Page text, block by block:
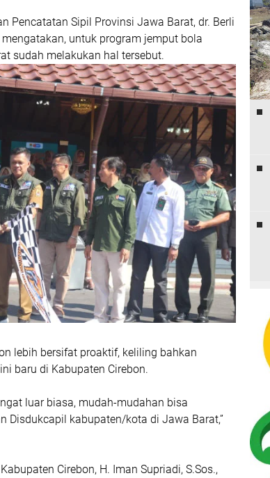
Pencatatan Sipil Provinsi Jawa Barat, dr. Berli
untuk program jemput bola
sudah melakukan hal tersebut.
lebih bersifat proaktif, keliling bahkan
baru di Kabupaten Cirebon.
luar biasa, mudah-mudahan bisa
Disdukcapil kabupaten/kota di Jawa Barat,”
Cirebon, H. Iman Supriadi, S.Sos.,